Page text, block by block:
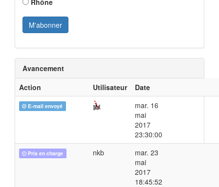
Avancement
Action
Utilisateur Date
E-mail envoyé
mar. 16
mai
2017
23:30:00
Pris en charge nkb
mar. 23
mai
2017
18:45:52